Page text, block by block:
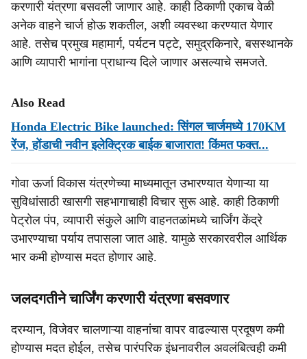
करणारी यंत्रणा बसवली जाणार आहे. काही ठिकाणी एकाच वेळी
अनेक वाहने चार्ज होऊ शकतील, अशी व्यवस्था करण्यात येणार
आहे. तसेच प्रमुख महामार्ग, पर्यटन पट्टे, समुद्रकिनारे, बसस्थानके
आणि व्यापारी भागांना प्राधान्य दिले जाणार असल्याचे समजते.
Also Read
Honda Electric Bike launched: सिंगल चार्जमध्ये 170KM
रेंज, होंडाची नवीन इलेक्ट्रिक बाईक बाजारात! किंमत फक्त...
गोवा ऊर्जा विकास यंत्रणेच्या माध्यमातून उभारण्यात येणाऱ्या या
सुविधांसाठी खासगी सहभागाचाही विचार सुरू आहे. काही ठिकाणी
पेट्रोल पंप, व्यापारी संकुले आणि वाहनतळांमध्ये चार्जिंग केंद्रे
उभारण्याचा पर्याय तपासला जात आहे. यामुळे सरकारवरील आर्थिक
भार कमी होण्यास मदत होणार आहे.
जलदगतीने चार्जिंग करणारी यंत्रणा बसवणार
दरम्यान, विजेवर चालणाऱ्या वाहनांचा वापर वाढल्यास प्रदूषण कमी
होण्यास मदत होईल, तसेच पारंपरिक इंधनावरील अवलंबित्वही कमी